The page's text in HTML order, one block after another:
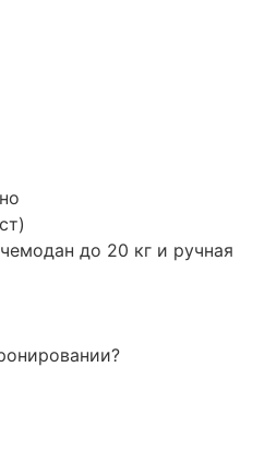
до 20 кг и ручная